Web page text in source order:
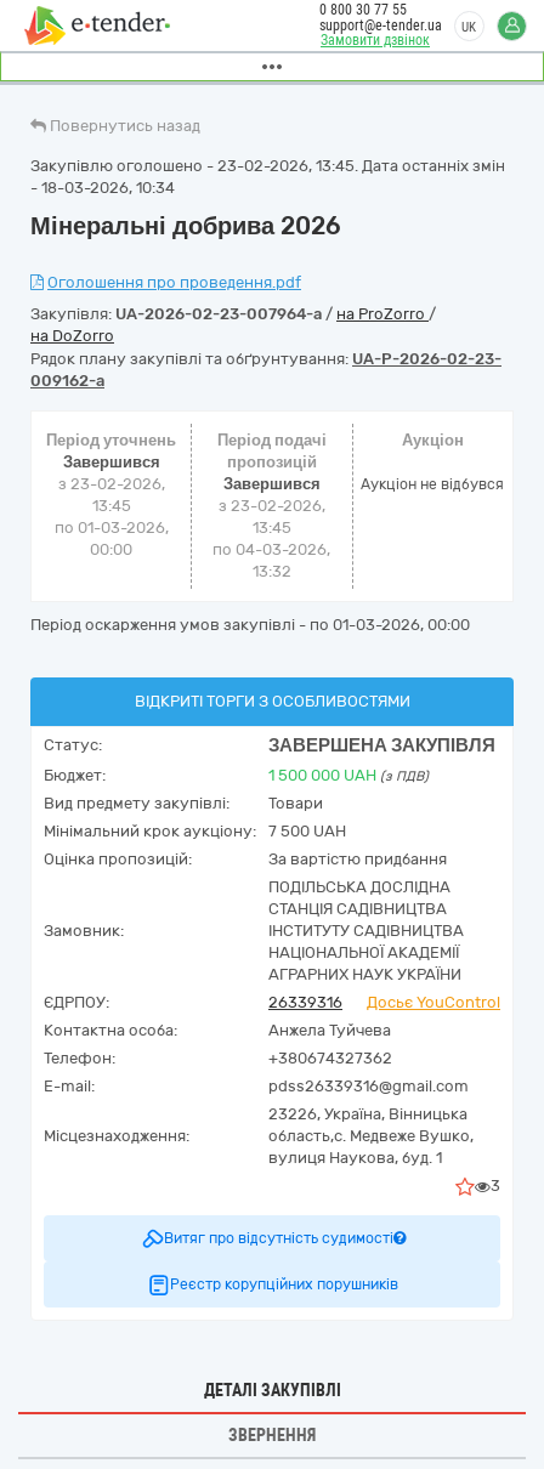
Замовити дзвінок
0 800 30 77 55
support@e-tender.ua
UK
Повернутись назад
Закупівлю оголошено - 23-02-2026, 13:45. Дата останніх змін
- 18-03-2026, 10:34
Мінеральні добрива 2026
Оголошення про проведення.pdf
Закупівля: UA-2026-02-23-007964-a / на ProZorro /
на DoZorro
Рядок плану закупівлі та обґрунтування: UA-P-2026-02-23-
009162-a
Період уточнень
Завершився
з 23-02-2026,
13:45
по 01-03-2026,
00:00
Період подачі
пропозицій
Завершився
з 23-02-2026,
13:45
по 04-03-2026,
13:32
Аукціон
Аукціон не відбувся
Період оскарження умов закупівлі - по 01-03-2026, 00:00
ВІДКРИТІ ТОРГИ З ОСОБЛИВОСТЯМИ
Статус: ЗАВЕРШЕНА ЗАКУПІВЛЯ
Бюджет: 1 500 000 UAH (з ПДВ)
Вид предмету закупівлі:
Товари
Мінімальний крок аукціону:
7 500 UAH
Оцінка пропозицій:
За вартістю придбання
Замовник:
ПОДІЛЬСЬКА ДОСЛІДНА
СТАНЦІЯ САДІВНИЦТВА
ІНСТИТУТУ САДІВНИЦТВА
НАЦІОНАЛЬНОЇ АКАДЕМІЇ
АГРАРНИХ НАУК УКРАЇНИ
ЄДРПОУ:
26339316
Досьє YouControl
Контактна особа:
Анжела Туйчева
Телефон:
+380674327362
E-mail:
pdss26339316@gmail.com
Місцезнаходження:
23226, Україна, Вінницька
область,c. Медвеже Вушко,
вулиця Наукова, буд. 1
3
Витяг про відсутність судимості
Реєстр корупційних порушників
ДЕТАЛІ ЗАКУПІВЛІ
ЗВЕРНЕННЯ